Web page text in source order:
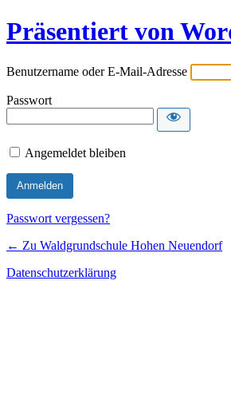
Präsentiert von
Benutzername oder E-Mail-Adresse
Passwort
Angemeldet bleiben
Passwort vergessen?
← Zu Waldgrundschule Hohen Neuendorf
Datenschutzerklärung